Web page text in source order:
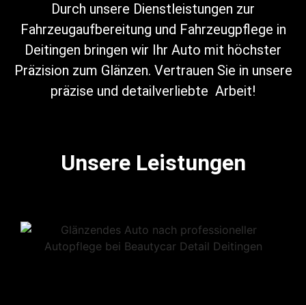
Durch unsere Dienstleistungen zur
Fahrzeugaufbereitung und Fahrzeugpflege in
Deitingen bringen wir Ihr Auto mit höchster
Präzision zum Glänzen. Vertrauen Sie in unsere
präzise und detailverliebte Arbeit!
Unsere Leistungen